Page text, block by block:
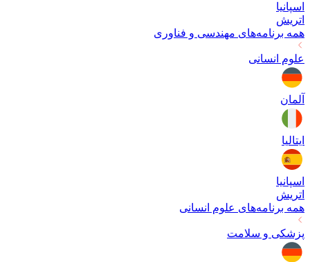
اسپانیا
اتریش
همه برنامه‌های مهندسی و فناوری
علوم انسانی
آلمان
ایتالیا
اسپانیا
اتریش
همه برنامه‌های علوم انسانی
پزشکی و سلامت